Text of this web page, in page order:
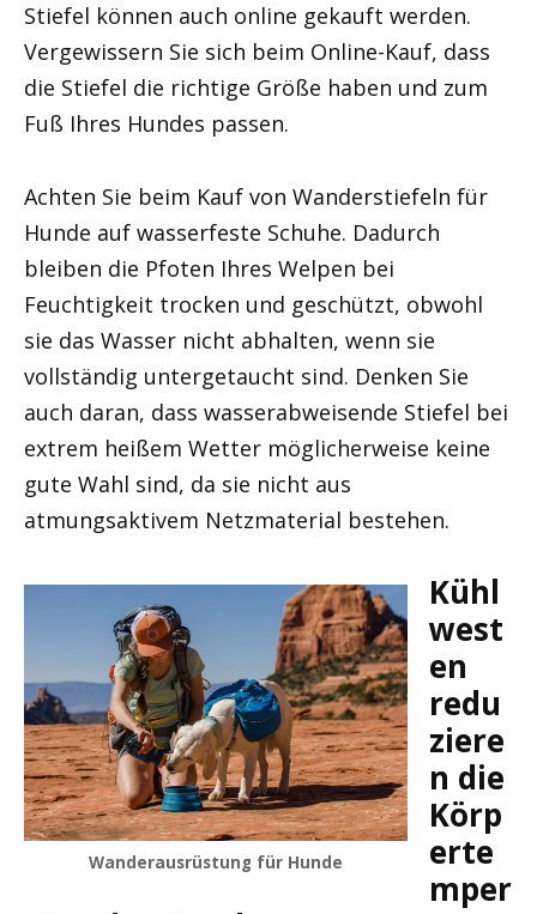
Stiefel können auch online gekauft werden.
Vergewissern Sie sich beim Online-Kauf, dass
die Stiefel die richtige Größe haben und zum
Fuß Ihres Hundes passen.
Achten Sie beim Kauf von Wanderstiefeln für
Hunde auf wasserfeste Schuhe. Dadurch
bleiben die Pfoten Ihres Welpen bei
Feuchtigkeit trocken und geschützt, obwohl
sie das Wasser nicht abhalten, wenn sie
vollständig untergetaucht sind. Denken Sie
auch daran, dass wasserabweisende Stiefel bei
extrem heißem Wetter möglicherweise keine
gute Wahl sind, da sie nicht aus
atmungsaktivem Netzmaterial bestehen.
Wanderausrüstung für Hunde
Kühl
west
en
redu
ziere
n die
Körp
erte
mper